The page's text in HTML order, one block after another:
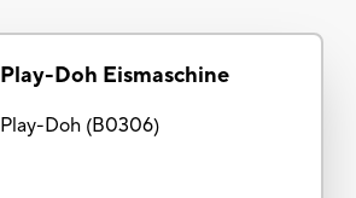
Play-Doh Eismaschine
Play-Doh(B0306)